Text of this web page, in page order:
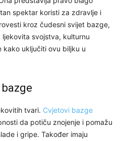
spektar koristi za zdravlje i
kroz čudesni svijet bazge,
svojstva, kulturnu
uključiti ovu biljku u
tvari. Cvjetovi bazge
da potiču znojenje i pomažu
i gripe. Također imaju